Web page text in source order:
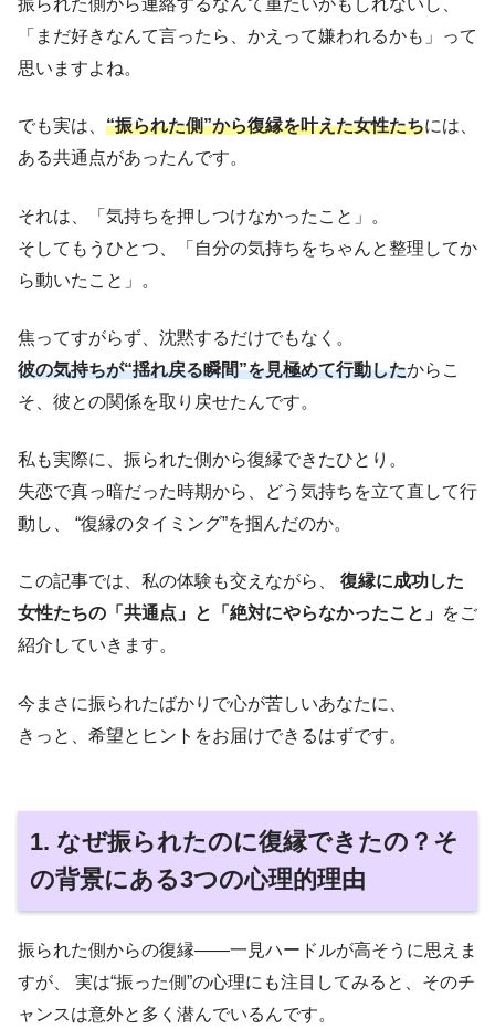
振られた側から連絡するなんて重たいかもしれないし、
「まだ好きなんて言ったら、かえって嫌われるかも」って
思いますよね。
でも実は、 “振られた側”から復縁を叶えた女性たちには、
ある共通点があったんです。
それは、「気持ちを押しつけなかったこと」。
そしてもうひとつ、「自分の気持ちをちゃんと整理してか
ら動いたこと」。
焦ってすがらず、沈黙するだけでもなく。
彼の気持ちが“揺れ戻る瞬間”を見極めて行動したからこ
そ、彼との関係を取り戻せたんです。
私も実際に、振られた側から復縁できたひとり。
失恋で真っ暗だった時期から、どう気持ちを立て直して行
動し、 “復縁のタイミング”を掴んだのか。
この記事では、私の体験も交えながら、 復縁に成功した
女性たちの「共通点」と「絶対にやらなかったこと」
をご
紹介していきます。
今まさに振られたばかりで心が苦しいあなたに、
きっと、希望とヒントをお届けできるはずです。
1. なぜ振られたのに復縁できたの？そ
の背景にある3つの心理的理由
振られた側からの復縁――一見ハードルが高そうに思えま
すが、 実は“振った側”の心理にも注目してみると、そのチ
ャンスは意外と多く潜んでいるんです。